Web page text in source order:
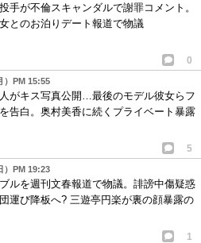
手が不倫スキャンダルで謝罪コメント。
とのお泊りデート報道で物議
0
）PM 15:55
がキス写真公開…最後のモデル彼女らフ
告白。奥村美香に続くプライベート暴露
5
）PM 19:23
ルを週刊文春報道で物議。誹謗中傷疑惑
運び降板へ? 三遊亭円楽が裏の顔暴露の
1